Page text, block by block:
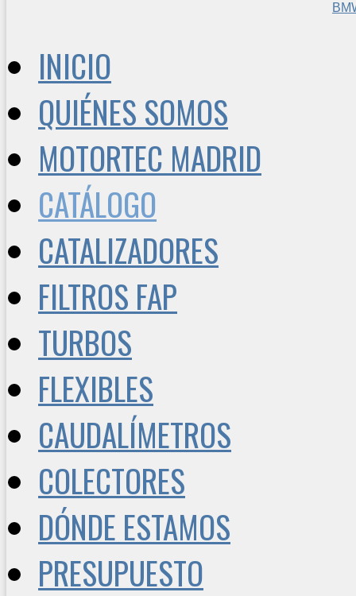
INICIO
QUIÉNES SOMOS
MOTORTEC MADRID
CATÁLOGO
CATALIZADORES
FILTROS FAP
TURBOS
FLEXIBLES
CAUDALÍMETROS
COLECTORES
DÓNDE ESTAMOS
PRESUPUESTO